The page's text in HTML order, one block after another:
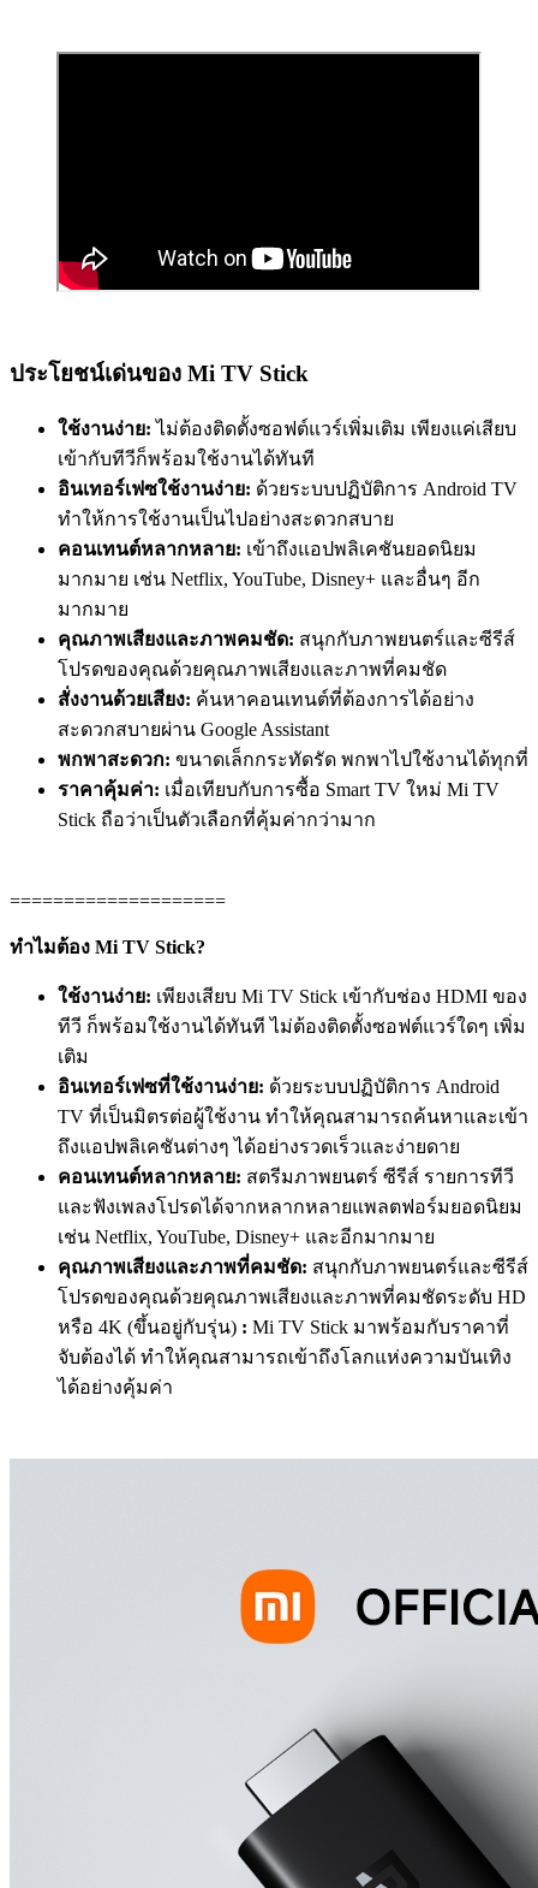
ประโยชน์เด่นของ Mi TV Stick
ใช้งานง่าย: ไม่ต้องติดตั้งซอฟต์แวร์เพิ่มเติม เพียงแค่เสียบ
เข้ากับทีวีก็พร้อมใช้งานได้ทันที
อินเทอร์เฟซใช้งานง่าย: ด้วยระบบปฏิบัติการ Android TV
ทำให้การใช้งานเป็นไปอย่างสะดวกสบาย
คอนเทนต์หลากหลาย: เข้าถึงแอปพลิเคชันยอดนิยม
มากมาย เช่น Netflix, YouTube, Disney+ และอื่นๆ อีก
มากมาย
คุณภาพเสียงและภาพคมชัด: สนุกกับภาพยนตร์และซีรีส์
โปรดของคุณด้วยคุณภาพเสียงและภาพที่คมชัด
สั่งงานด้วยเสียง: ค้นหาคอนเทนต์ที่ต้องการได้อย่าง
สะดวกสบายผ่าน Google Assistant
พกพาสะดวก: ขนาดเล็กกระทัดรัด พกพาไปใช้งานได้ทุกที่
ราคาคุ้มค่า: เมื่อเทียบกับการซื้อ Smart TV ใหม่ Mi TV
Stick ถือว่าเป็นตัวเลือกที่คุ้มค่ากว่ามาก
====================
ทำไมต้อง Mi TV Stick?
ใช้งานง่าย: เพียงเสียบ Mi TV Stick เข้ากับช่อง HDMI ของ
ทีวี ก็พร้อมใช้งานได้ทันที ไม่ต้องติดตั้งซอฟต์แวร์ใดๆ เพิ่ม
เติม
อินเทอร์เฟซที่ใช้งานง่าย: ด้วยระบบปฏิบัติการ Android
TV ที่เป็นมิตรต่อผู้ใช้งาน ทำให้คุณสามารถค้นหาและเข้า
ถึงแอปพลิเคชันต่างๆ ได้อย่างรวดเร็วและง่ายดาย
คอนเทนต์หลากหลาย: สตรีมภาพยนตร์ ซีรีส์ รายการทีวี
และฟังเพลงโปรดได้จากหลากหลายแพลตฟอร์มยอดนิยม
เช่น Netflix, YouTube, Disney+ และอีกมากมาย
คุณภาพเสียงและภาพที่คมชัด: สนุกกับภาพยนตร์และซีรีส์
โปรดของคุณด้วยคุณภาพเสียงและภาพที่คมชัดระดับ HD
หรือ 4K (ขึ้นอยู่กับรุ่น) : Mi TV Stick มาพร้อมกับราคาที่
จับต้องได้ ทำให้คุณสามารถเข้าถึงโลกแห่งความบันเทิง
ได้อย่างคุ้มค่า